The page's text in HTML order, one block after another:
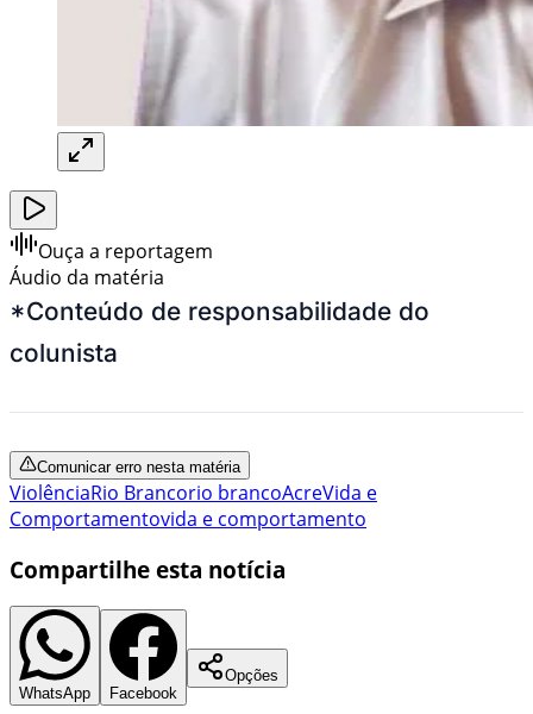
Ouça a reportagem
Áudio da matéria
*Conteúdo de responsabilidade do
colunista
Comunicar erro nesta matéria
ViolênciaRio Brancorio brancoAcreVida e
Comportamentovida e comportamento
Compartilhe esta notícia
WhatsApp Facebook
Opções